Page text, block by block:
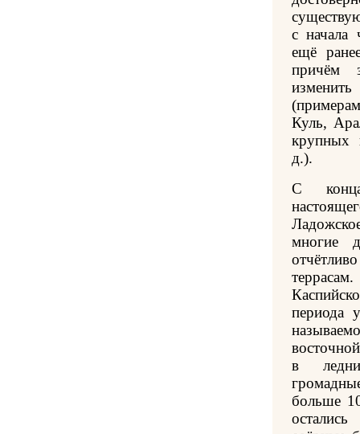
с начала
ещё
причём
Куль,
крупных
д.).
С
многие
периода
в
больше